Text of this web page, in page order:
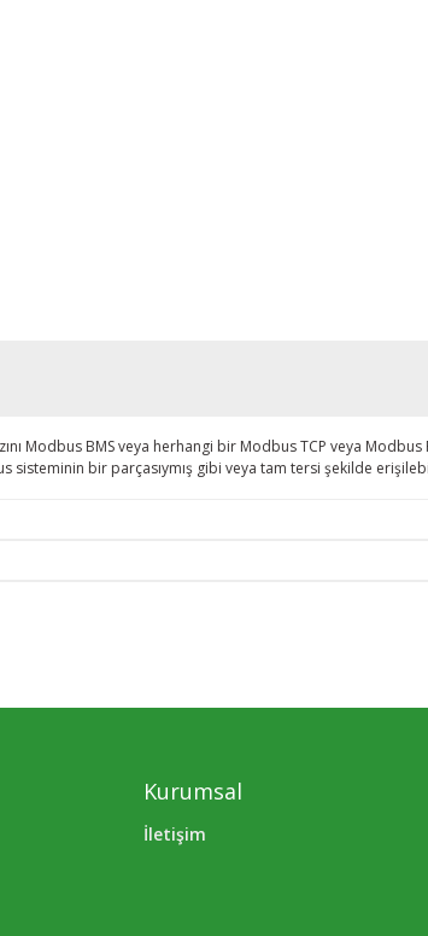
Modbus BMS veya herhangi bir Modbus TCP veya
sisteminin bir parçasıymış gibi veya tam tersi şekilde
Kurumsal
İletişim